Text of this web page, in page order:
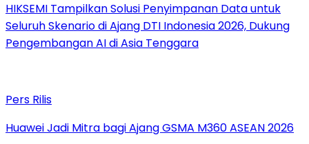
HIKSEMI Tampilkan Solusi Penyimpanan Data untuk
Seluruh Skenario di Ajang DTI Indonesia 2026, Dukung
Pengembangan AI di Asia Tenggara
Pers Rilis
Huawei Jadi Mitra bagi Ajang GSMA M360 ASEAN 2026